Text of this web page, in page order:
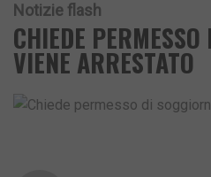
Notizie flash
CHIEDE PERMESSO
VIENE ARRESTATO